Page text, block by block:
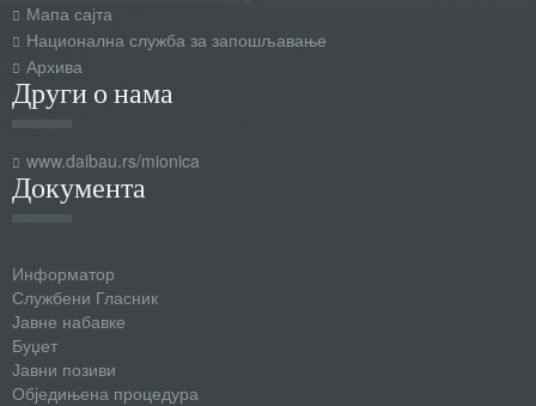
Мапа сајта
Национална служба за запошљавање
Архива
Други о нама
www.daibau.rs/mionica
Документа
Информатор
Службени Гласник
Јавне набавке
Буџет
Јавни позиви
Обједињена процедура